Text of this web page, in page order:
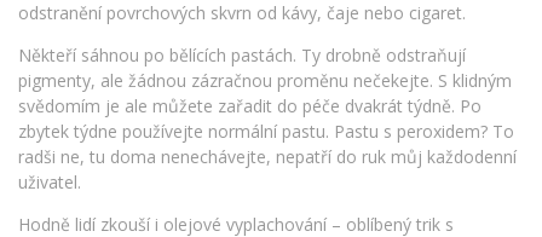
odstranění povrchových skvrn od kávy, čaje nebo cigaret.
Někteří sáhnou po bělících pastách. Ty drobně odstraňují
pigmenty, ale žádnou zázračnou proměnu nečekejte. S klidným
svědomím je ale můžete zařadit do péče dvakrát týdně. Po
zbytek týdne používejte normální pastu. Pastu s peroxidem? To
radši ne, tu doma nenechávejte, nepatří do ruk můj každodenní
uživatel.
Hodně lidí zkouší i olejové vyplachování – oblíbený trik s